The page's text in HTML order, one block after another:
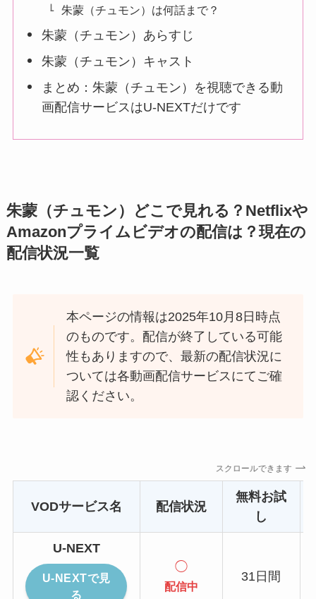
朱蒙（チュモン）は何話まで？
朱蒙（チュモン）あらすじ
朱蒙（チュモン）キャスト
まとめ：朱蒙（チュモン）を視聴できる動
画配信サービスはU-NEXTだけです
朱蒙（チュモン）どこで見れる？Netflixや
Amazonプライムビデオの配信は？現在の
配信状況一覧
本ページの情報は2025年10月8日時点
のものです。配信が終了している可能
性もありますので、最新の配信状況に
ついては各動画配信サービスにてご確
認ください。
スクロールできます
VODサービス名 配信状況
無料お試
し
U-NEXT
U-NEXTで見
る
◯
配信中
31日間